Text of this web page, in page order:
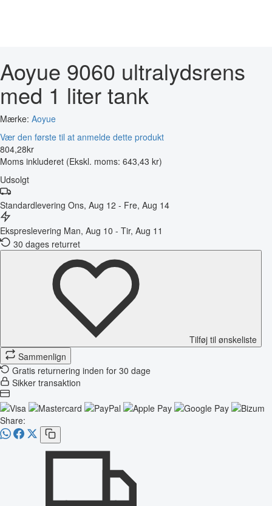
Aoyue 9060 ultralydsrens
med 1 liter tank
Mærke: Aoyue
Vær den første til at anmelde dette produkt
804,28kr
Moms inkluderet (Ekskl. moms: 643,43 kr)
Udsolgt
Standardlevering Ons, Aug 12 - Fre, Aug 14
Ekspreslevering Man, Aug 10 - Tir, Aug 11
30 dages returret
Tilføj til ønskeliste
Sammenlign
Gratis returnering inden for 30 dage
Sikker transaktion
Share: